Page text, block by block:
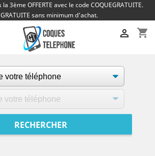
3ème OFFERTE avec le code COQUEGRATUITE.
sans minimum d'achat.
shopping_cart
